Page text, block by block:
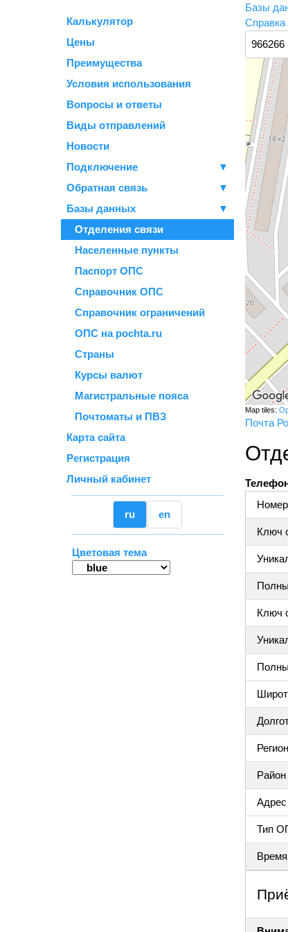
Калькулятор
Цены
Преимущества
Условия использования
Вопросы и ответы
Виды отправлений
Новости
Подключение
▼
Обратная связь
▼
Базы данных
▼
Отделения связи
Населенные пункты
Паспорт ОПС
Справочник ОПС
Справочник ограничений
ОПС на pochta.ru
Страны
Курсы валют
Магистральные пояса
Почтоматы и ПВЗ
Карта сайта
Регистрация
Личный кабинет
ru en
Цветовая тема
Базы
Справка
Map tiles:
Почта
Номер
Ключ
Ключ
Регион
Район
Адрес
Тип